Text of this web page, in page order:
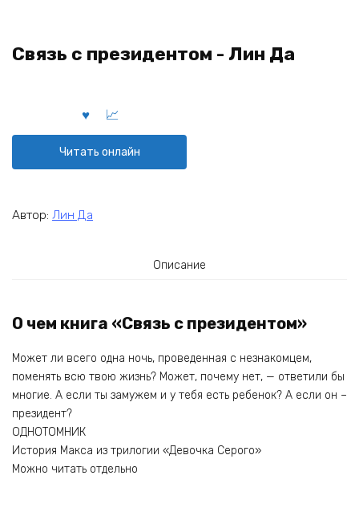
Связь с президентом - Лин Да
Читать онлайн
Автор: Лин Да
Описание
О чем книга «Связь с президентом»
Может ли всего одна ночь, проведенная с незнакомцем,
поменять всю твою жизнь? Может, почему нет, — ответили бы
многие. А если ты замужем и у тебя есть ребенок? А если он –
президент?
ОДНОТОМНИК
История Макса из трилогии «Девочка Серого»
Можно читать отдельно